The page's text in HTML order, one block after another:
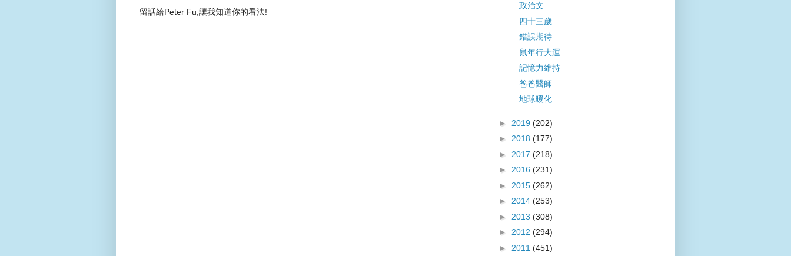
留話給Peter Fu,讓我知道你的看法!
政治文
四十三歲
錯誤期待
鼠年行大運
記憶力維持
爸爸醫師
地球暖化
► 2019 (202)
► 2018 (177)
► 2017 (218)
► 2016 (231)
► 2015 (262)
► 2014 (253)
► 2013 (308)
► 2012 (294)
► 2011 (451)